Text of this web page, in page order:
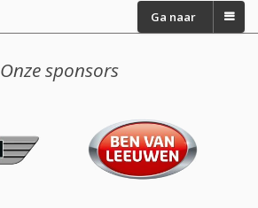
Ga naar
Onze sponsors